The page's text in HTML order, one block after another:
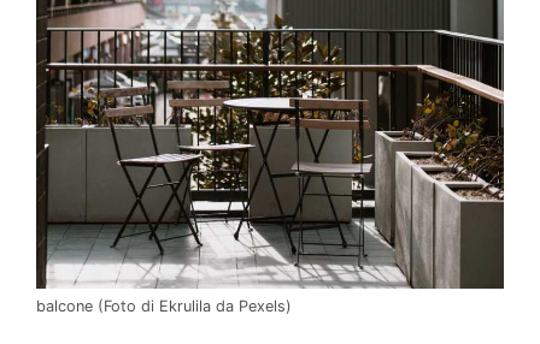
balcone (Foto di Ekrulila da Pexels)